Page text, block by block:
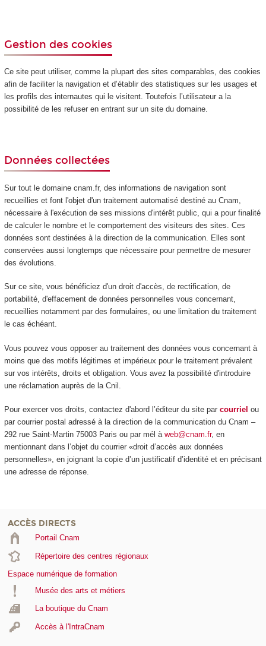
Gestion des cookies
Ce site peut utiliser, comme la plupart des sites comparables, des cookies
afin de faciliter la navigation et d’établir des statistiques sur les usages et
les profils des internautes qui le visitent. Toutefois l’utilisateur a la
possibilité de les refuser en entrant sur un site du domaine.
Données collectées
Sur tout le domaine cnam.fr, des informations de navigation sont
recueillies et font l'objet d'un traitement automatisé destiné au Cnam,
nécessaire à l'exécution de ses missions d'intérêt public, qui a pour finalité
de calculer le nombre et le comportement des visiteurs des sites. Ces
données sont destinées à la direction de la communication. Elles sont
conservées aussi longtemps que nécessaire pour permettre de mesurer
des évolutions.
Sur ce site, vous bénéficiez d'un droit d'accès, de rectification, de
portabilité, d'effacement de données personnelles vous concernant,
recueillies notamment par des formulaires, ou une limitation du traitement
le cas échéant.
Vous pouvez vous opposer au traitement des données vous concernant à
moins que des motifs légitimes et impérieux pour le traitement prévalent
sur vos intérêts, droits et obligation. Vous avez la possibilité d'introduire
une réclamation auprès de la Cnil.
Pour exercer vos droits, contactez d'abord l’éditeur du site par courriel ou
par courrier postal adressé à la direction de la communication du Cnam –
292 rue Saint-Martin 75003 Paris ou par mél à web@cnam.fr, en
mentionnant dans l’objet du courrier «droit d’accès aux données
personnelles», en joignant la copie d’un justificatif d’identité et en précisant
une adresse de réponse.
ACCÈS DIRECTS
Portail Cnam
Répertoire des centres régionaux
Espace numérique de formation
Musée des arts et métiers
La boutique du Cnam
Accès à l'IntraCnam